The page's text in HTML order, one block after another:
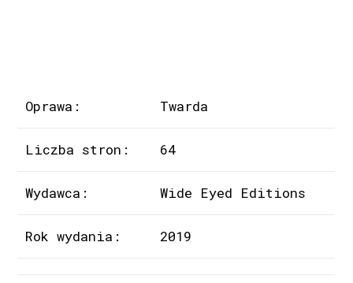
Oprawa: Twarda
Liczba stron: 64
Wydawca: Wide Eyed Editions
Rok wydania: 2019